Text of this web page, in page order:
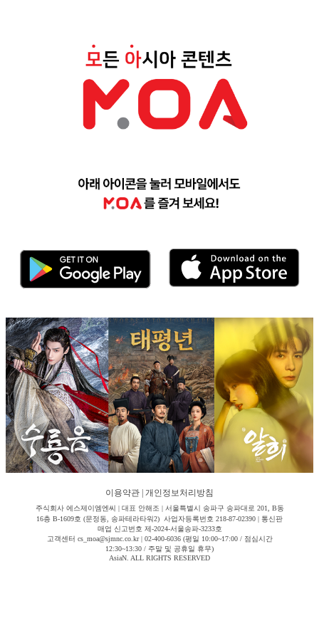
이용약관 개인정보처리방침
주식회사 에스제이엠엔씨 | 대표 안해조 | 서울특별시 송파구 송파대로 201, B동
16층 B-1609호 (문정동, 송파테라타워2) 사업자등록번호 218-87-02390 | 통신판
매업 신고번호 제-2024-서울송파-3233호
고객센터 cs_moa@sjmnc.co.kr | 02-400-6036 (평일 10:00~17:00 / 점심시간
12:30~13:30 / 주말 및 공휴일 휴무)
AsiaN. ALL RIGHTS RESERVED